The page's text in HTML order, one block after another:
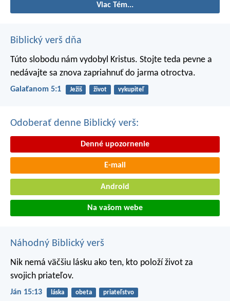
Viac Tém...
Biblický verš dňa
Túto slobodu nám vydobyl Kristus. Stojte teda pevne a
nedávajte sa znova zapriahnuť do jarma otroctva.
Galaťanom 5:1 Ježiš život vykupiteľ
Odoberať denne Biblický verš:
Denné upozornenie
E-mail
Android
Na vašom webe
Náhodný Biblický verš
Nik nemá väčšiu lásku ako ten, kto položí život za
svojich priateľov.
Ján 15:13 láska obeta priateľstvo